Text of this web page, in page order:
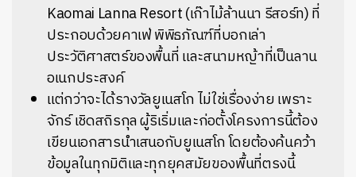
Kaomai Lanna Resort (เก๊าไม้ล้านนา รีสอร์ท) ที่
ประกอบด้วยคาเฟ่ พิพิธภัณฑ์ที่บอกเล่า
ประวัติศาสตร์ของพื้นที่ และสนามหญ้าที่เป็นลาน
อเนกประสงค์
แต่กว่าจะได้รางวัลยูเนสโก ไม่ใช่เรื่องง่าย เพราะ
จักร์ เชิดสถิรกุล ผู้ริเริ่มและก่อตั้งโครงการนี้ต้อง
เขียนเอกสารนำเสนอกับยูเนสโก โดยต้องค้นคว้า
ข้อมูลในทุกมิติและทุกยุคสมัยของพื้นที่ตรงนี้